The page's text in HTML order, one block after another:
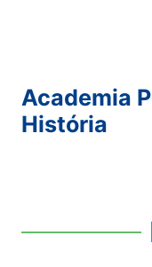
Academia
História